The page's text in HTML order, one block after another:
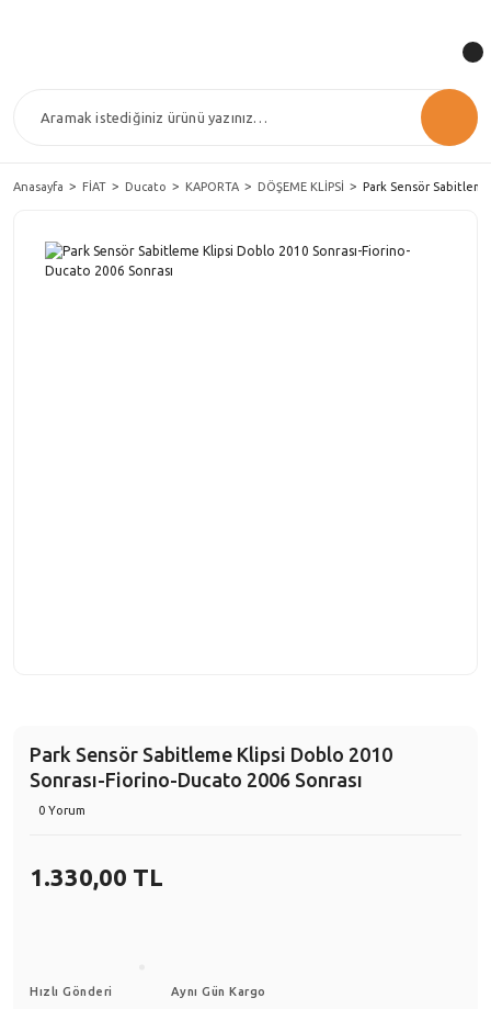
Anasayfa FİAT Ducato KAPORTA DÖŞEME KLİPSİ Park Sensör
Park Sensör Sabitleme Klipsi Doblo 2010
Sonrası-Fiorino-Ducato 2006 Sonrası
0 Yorum
1.330,00 TL
Hızlı Gönderi Aynı Gün Kargo